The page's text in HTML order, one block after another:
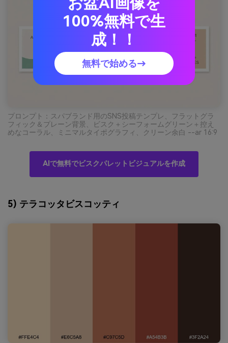
プロンプト：スパブランド用のSNS投稿テンプレ、フラットグラ
フィック＆プレーン背景、ビスク＋シーフォームグリーン＋控え
めなコーラル、ミニマルタイポグラフィ、クリーン余白 --ar 16:9
AIで無料でビスクパレットビジュアルを作成
5) テラコッタビスコッティ
100%無料で生
成！！
無料で始める→